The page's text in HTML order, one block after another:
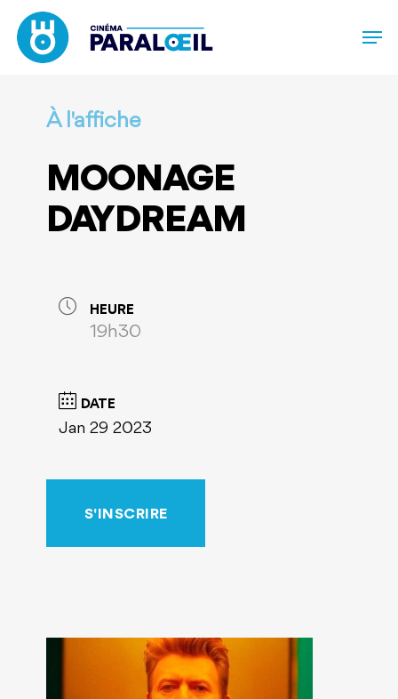
main
À l'affiche
MOONAGE
DAYDREAM
HEURE
19h30
DATE
Jan 29 2023
S'INSCRIRE